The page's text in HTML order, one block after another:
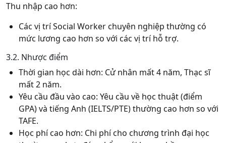
Thu nhập cao hơn:
Các vị trí Social Worker chuyên nghiệp thường có
mức lương cao hơn so với các vị trí hỗ trợ.
3.2. Nhược điểm
Thời gian học dài hơn: Cử nhân mất 4 năm, Thạc sĩ
mất 2 năm.
Yêu cầu đầu vào cao: Yêu cầu về học thuật (điểm
GPA) và tiếng Anh (IELTS/PTE) thường cao hơn so với
TAFE.
Học phí cao hơn: Chi phí cho chương trình đại học